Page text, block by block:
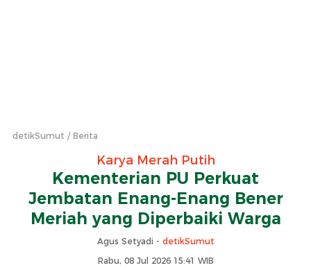
detikSumut Berita
Karya Merah Putih
Kementerian PU Perkuat
Jembatan Enang-Enang Bener
Meriah yang Diperbaiki Warga
Agus Setyadi - detikSumut
Rabu, 08 Jul 2026 15:41 WIB